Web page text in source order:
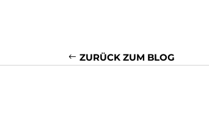
ZURÜCK ZUM BLOG